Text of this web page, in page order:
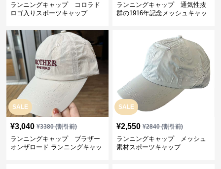
ランニングキャップ コロラド
ロゴ入りスポーツキャップ
ランニングキャップ 通気性抜
群の1916年記念メッシュキャッ
SALE
¥3,040 ¥3380(割引前)
ランニングキャップ ブラザー
オンザロード ランニングキャッ
SALE
¥2,550 ¥2840(割引前)
ランニングキャップ メッシュ
素材スポーツキャップ